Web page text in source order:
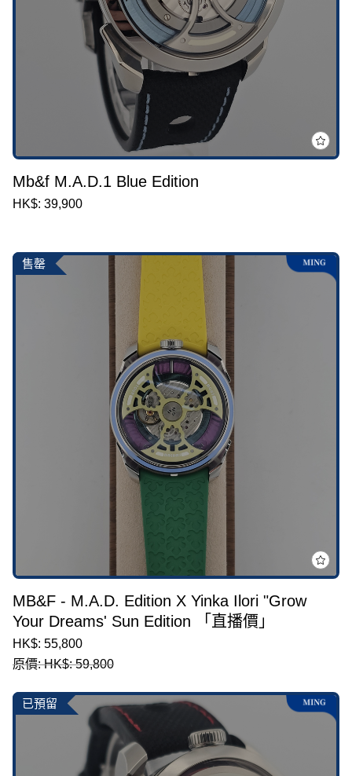
Mb&f M.A.D.1 Blue Edition
HK$: 39,900
售罄
MB&F - M.A.D. Edition X Yinka Ilori "Grow
Your Dreams' Sun Edition 「直播價」
原價: HK$: 59,800
HK$: 55,800
已預留